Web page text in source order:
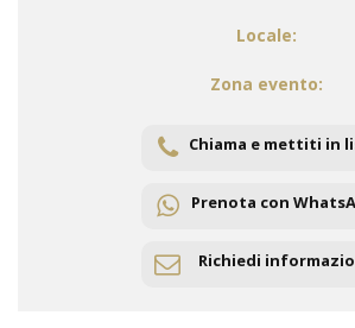
Locale:
Zona evento:
Chiama e mettiti in
Prenota con
Richiedi